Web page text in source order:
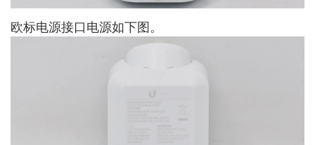
欧标电源接口电源如下图。